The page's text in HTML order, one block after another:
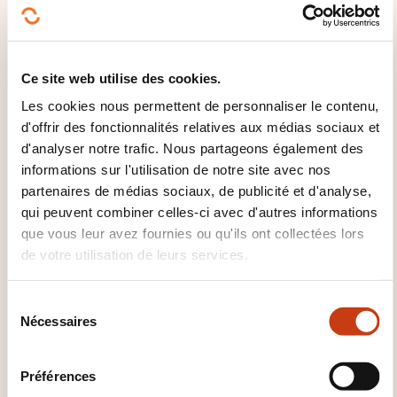
Ce site web utilise des cookies.
Les cookies nous permettent de personnaliser le contenu,
d'offrir des fonctionnalités relatives aux médias sociaux et
d'analyser notre trafic. Nous partageons également des
informations sur l'utilisation de notre site avec nos
partenaires de médias sociaux, de publicité et d'analyse,
qui peuvent combiner celles-ci avec d'autres informations
que vous leur avez fournies ou qu'ils ont collectées lors
de votre utilisation de leurs services.
Nécessaires
Préférences
CES FORMATIONS POURRAIENT
VOUS INTÉRESSER